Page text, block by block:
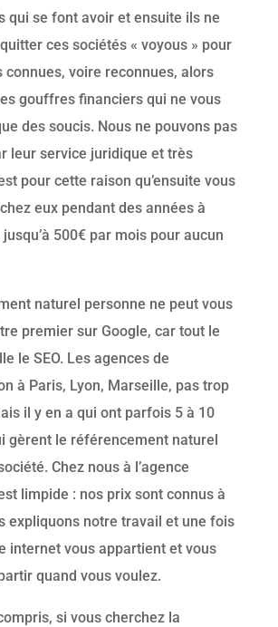
qui se font avoir et ensuite ils ne
ces sociétés « voyous » pour
connues, voire reconnues, alors
gouffres financiers qui ne vous
des soucis. Nous ne pouvons pas
leur service juridique et très
pour cette raison qu’ensuite vous
eux pendant des années à
500€ par mois pour aucun
naturel personne ne peut vous
premier sur Google, car tout le
le SEO. Les agences de
à Paris, Lyon, Marseille, pas trop
il y en a qui ont parfois 5 à 10
gèrent le référencement naturel
Chez nous à l’agence
limpide : nos prix sont connus à
expliquons notre travail et une fois
internet vous appartient et vous
quand vous voulez.
si vous cherchez la